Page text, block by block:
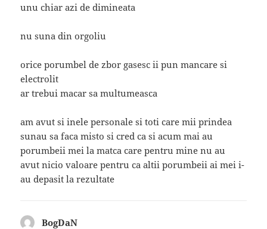
unu chiar azi de dimineata
nu suna din orgoliu
orice porumbel de zbor gasesc ii pun mancare si
electrolit
ar trebui macar sa multumeasca
am avut si inele personale si toti care mii prindea
sunau sa faca misto si cred ca si acum mai au
porumbeii mei la matca care pentru mine nu au
avut nicio valoare pentru ca altii porumbeii ai mei i-
au depasit la rezultate
BogDaN